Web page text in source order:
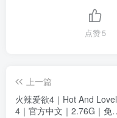
点赞5
上一篇
火辣爱欲4｜Hot And
4｜官方中文｜2.76G｜免